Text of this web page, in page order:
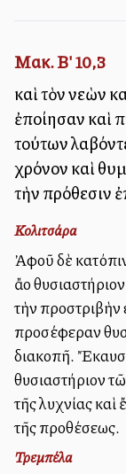
Μακ. Β' 10,3
καὶ τὸν νεὼν
ἐποίησαν καὶ
τούτων
χρόνον καὶ
τὴν πρόθεσιν
Κολιτσάρα
Ἀφοῦ δὲ
ἄλλο
τὴν προστριβὴν
προσέφεραν
διακοπῆ.
θυσιαστήριον
τῆς λυχνίας καὶ
τῆς προθέσεως.
Τρεμπέλα